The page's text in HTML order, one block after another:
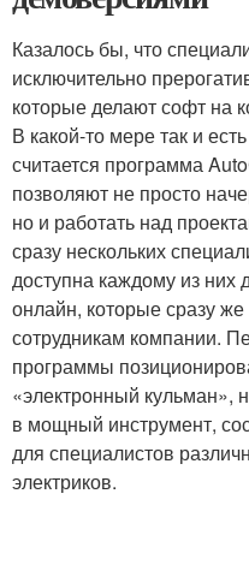
Казалось бы, что
исключительно
которые делают софт на
В какой-то мере так и
считается программа
позволяют не просто
но и работать над
сразу нескольких
доступна каждому из
онлайн, которые сразу
сотрудникам компании.
программы
«электронный кульман»,
в мощный инструмент,
для специалистов
электриков.